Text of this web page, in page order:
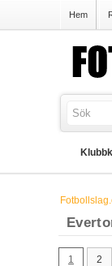
Hem
1 2